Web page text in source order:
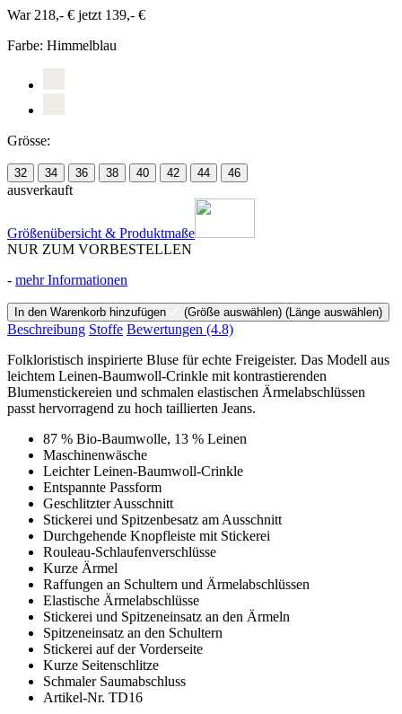
War 218,- € jetzt 139,- €
Farbe: Himmelblau
Grösse:
32 34 36 38 40 42 44 46
ausverkauft
Größenübersicht & Produktmaße
NUR ZUM VORBESTELLEN
- mehr Informationen
In den Warenkorb hinzufügen (Größe auswählen) (Länge auswählen)
Beschreibung Stoffe Bewertungen (4.8)
Folkloristisch inspirierte Bluse für echte Freigeister. Das Modell aus
leichtem Leinen-Baumwoll-Crinkle mit kontrastierenden
Blumenstickereien und schmalen elastischen Ärmelabschlüssen
passt hervorragend zu hoch taillierten Jeans.
87 % Bio-Baumwolle, 13 % Leinen
Maschinenwäsche
Leichter Leinen-Baumwoll-Crinkle
Entspannte Passform
Geschlitzter Ausschnitt
Stickerei und Spitzenbesatz am Ausschnitt
Durchgehende Knopfleiste mit Stickerei
Rouleau-Schlaufenverschlüsse
Kurze Ärmel
Raffungen an Schultern und Ärmelabschlüssen
Elastische Ärmelabschlüsse
Stickerei und Spitzeneinsatz an den Ärmeln
Spitzeneinsatz an den Schultern
Stickerei auf der Vorderseite
Kurze Seitenschlitze
Schmaler Saumabschluss
Artikel-Nr. TD16